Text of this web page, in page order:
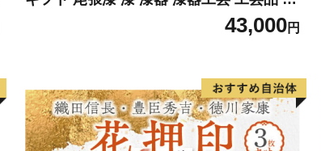
術性 実用性 抗菌性 美味しく安全な食事
手作り 贈答用 くつろぎ おうち時間 プレ
43,000円